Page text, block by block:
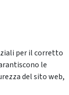
per il corretto
le
del sito web,